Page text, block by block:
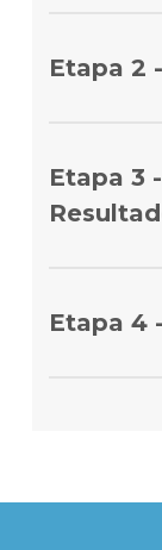
seguida,
inscrição.
Etapa 2
inscrição,
ao Portal
de dados
Etapa 3
mail com
Etapa 4
poderá ser